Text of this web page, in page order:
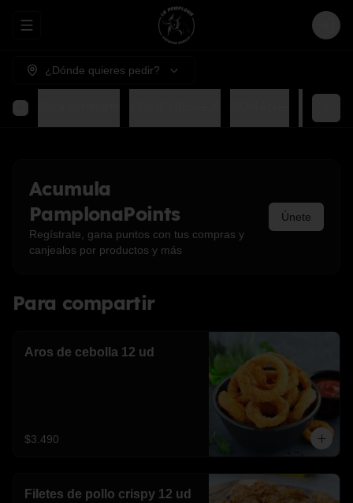
Abrir menu de navegación Login
¿Dónde quieres pedir?
Acumula
PamplonaPoints
Regístrate, gana puntos con tus compras y
canjealos por productos y más
Únete
Para compartir
Aros de cebolla 12 ud
$3.490
Filetes de pollo crispy 12 ud